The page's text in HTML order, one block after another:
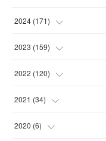
(15
(15
(13
(14
(14
(15
(15
2024 (171)
(13
(13
(15
(
2023 (159)
(14
(14 )
(
2022 (120)
(14 )
( 13
2021 (34)
( )
2020 (6)